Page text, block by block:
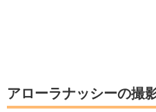
アローラナッシーの撮